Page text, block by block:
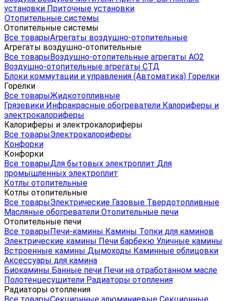
установки Приточные установки
Отопительные системы
Отопительные системы
Все товарыАгрегаты воздушно-отопительные
Агрегаты воздушно-отопительные
Все товарыВоздушно-отопительные агрегаты АО2
Воздушно-отопительные агрегаты СТД
Блоки коммутации и управления (Автоматика) Горелки
Горелки
Все товарыЖидкотопливные
Грязевики Инфракрасные обогреватели Калориферы и
электрокалориферы
Калориферы и электрокалориферы
Все товарыЭлектрокалориферы
Конфорки
Конфорки
Все товарыДля бытовых электроплит Для
промышленных электроплит
Котлы отопительные
Котлы отопительные
Все товарыЭлектрические Газовые Твердотопливные
Масляные обогреватели Отопительные печи
Отопительные печи
Все товарыПечи-камины Камины Топки для каминов
Электрические камины Печи барбекю Уличные камины
Встроенные камины Дымоходы Каминные облицовки
Аксессуары для камина
Биокамины Банные печи Печи на отработанном масле
Полотенцесушители Радиаторы отопления
Радиаторы отопления